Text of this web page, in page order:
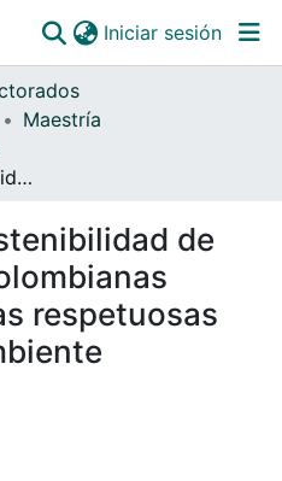
Iniciar sesión
Maestría
Modelo para sostenibilidad de producciones colombianas cinematográficas respetuosas con el medio ambiente
de
respetuosas